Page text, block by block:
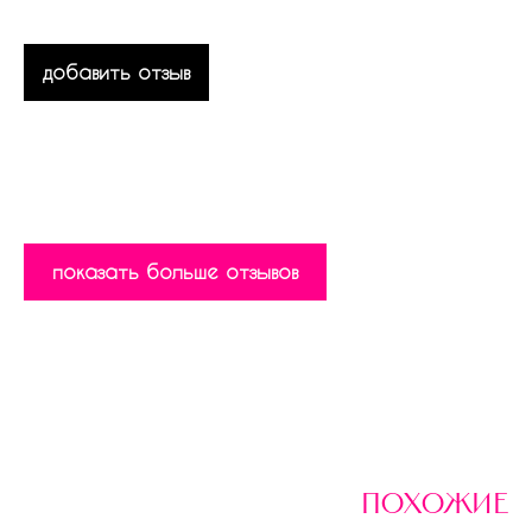
добавить отзыв
показать больше отзывов
похожие